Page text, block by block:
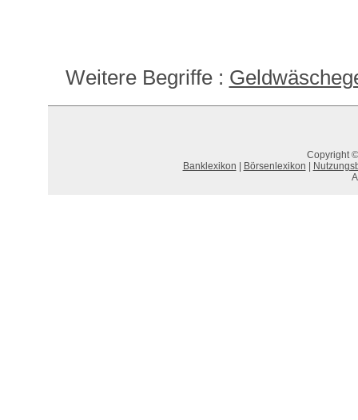
Weitere Begriffe :
Copyright
Banklexikon
Börsenlexikon